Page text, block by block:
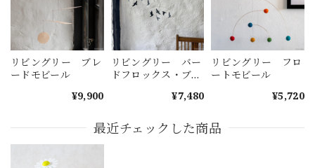
リビングリー ブレ
ードモビール
¥9,900
リビングリー バー
ドフロックス・ブラ
¥7,480
リビングリー フロ
ートモビール
¥5,720
最近チェックした商品